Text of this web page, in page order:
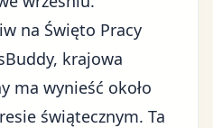
na Święto Pracy
krajowa
ma wynieść około
świątecznym. Ta